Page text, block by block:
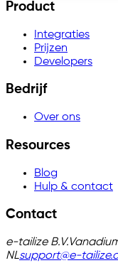
Product
Integraties
Prijzen
Developers
Bedrijf
Over ons
Resources
Blog
Hulp & contact
Contact
e-tailize B.V.
NLsupport@e-